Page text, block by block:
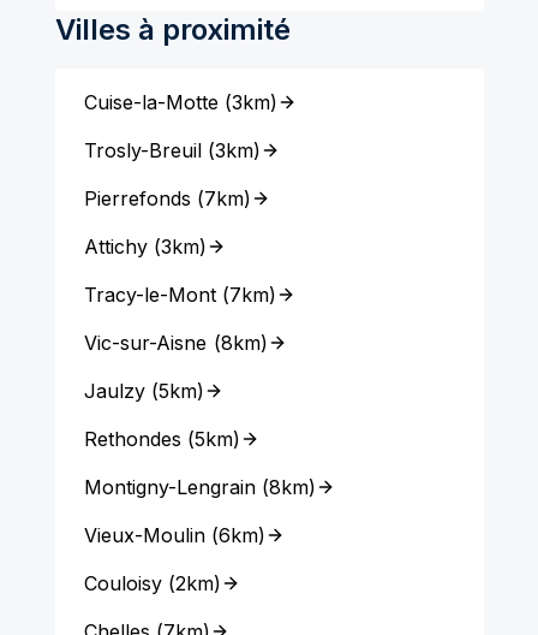
Villes à proximité
Cuise-la-Motte(3km)
Trosly-Breuil(3km)
Pierrefonds (7km)
Attichy(3km)
Tracy-le-Mont(7km)
Vic-sur-Aisne (8km)
Jaulzy(5km)
Rethondes (5km)
Montigny-Lengrain(8km)
Vieux-Moulin(6km)
Couloisy(2km)